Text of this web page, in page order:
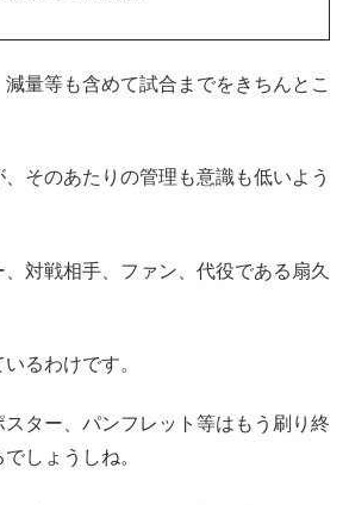
量等も含めて試合までをきちんとこ
そのあたりの管理も意識も低いよう
対戦相手、ファン、代役である扇久
るわけです。
ター、パンフレット等はもう刷り終
しょうしね。